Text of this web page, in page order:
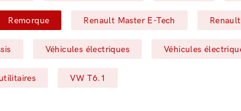
Filter by
Remorque Filter by
Renault Master E-Tech Filter by
Filter by
Véhicules électriques Filter by
Véhicules
Filter by
VW T6.1